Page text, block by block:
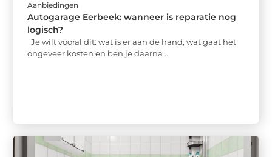
Aanbiedingen
Autogarage Eerbeek: wanneer is reparatie nog
logisch?
Je wilt vooral dit: wat is er aan de hand, wat gaat het
ongeveer kosten en ben je daarna ...